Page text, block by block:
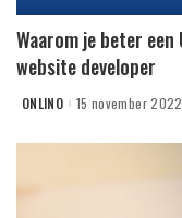
Waarom je beter
website developer
POSTED
ONLINO 15 november 2022